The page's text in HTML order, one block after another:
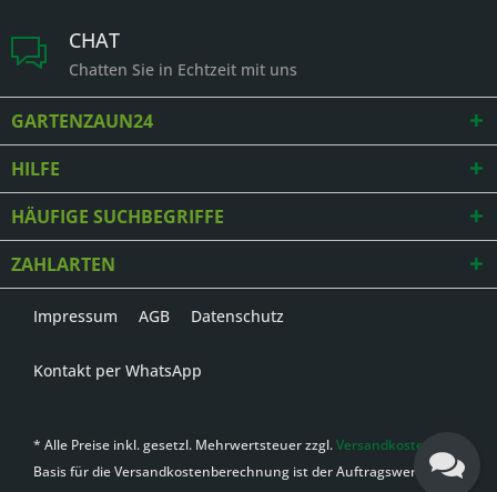
CHAT
Chatten Sie in Echtzeit mit uns
GARTENZAUN24
HILFE
HÄUFIGE SUCHBEGRIFFE
ZAHLARTEN
Impressum AGB Datenschutz
Kontakt per WhatsApp
* Alle Preise inkl. gesetzl. Mehrwertsteuer zzgl.Versandkosten
Basis für die Versandkostenberechnung ist der Auftragswert